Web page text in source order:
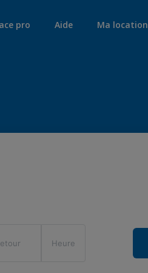
pro Aide Ma location